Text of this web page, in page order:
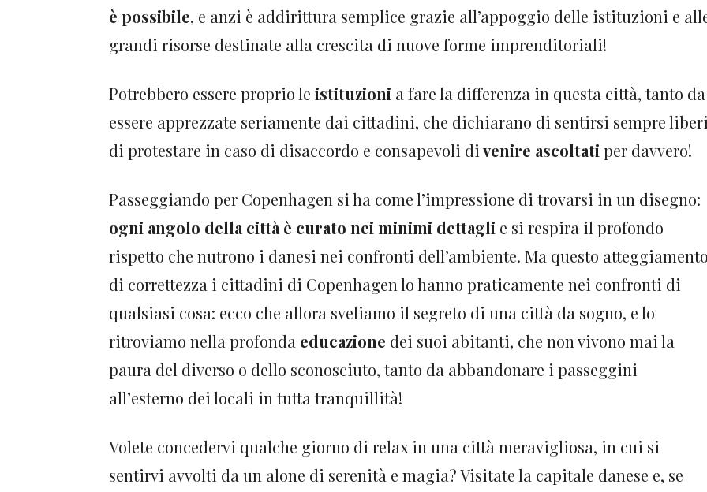
è possibile, e anzi è addirittura semplice grazie all’appoggio delle istituzioni e
grandi risorse destinate alla crescita di nuove forme imprenditoriali!
Potrebbero essere proprio le istituzioni a fare la differenza in questa città, tanto da
essere apprezzate seriamente dai cittadini, che dichiarano di sentirsi sempre
di protestare in caso di disaccordo e consapevoli divenire ascoltatiper davvero!
Passeggiando per Copenhagen si ha come l’impressione di trovarsi in un disegno:
ogni angolo della città è curato nei minimi dettagli e si respira il profondo
rispetto che nutrono i danesi nei confronti dell’ambiente. Ma questo
di correttezza i cittadini di Copenhagen lo hanno praticamente nei confronti di
qualsiasi cosa: ecco che allora sveliamo il segreto di una città da sogno, e lo
ritroviamo nella profonda educazione dei suoi abitanti, che non vivono mai la
paura del diverso o dello sconosciuto, tanto da abbandonare i passeggini
all’esterno dei locali in tutta tranquillità!
Volete concedervi qualche giorno di relax in una città meravigliosa, in cui si
sentirvi avvolti da un alone di serenità e magia? Visitate la capitale danese e, se